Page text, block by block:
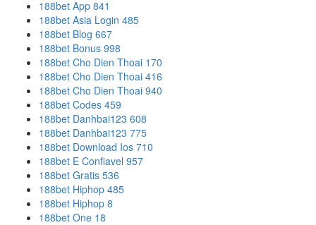
188bet App 841
188bet Asia Login 485
188bet Blog 667
188bet Bonus 998
188bet Cho Dien Thoai 170
188bet Cho Dien Thoai 416
188bet Cho Dien Thoai 940
188bet Codes 459
188bet Danhbai123 608
188bet Danhbai123 775
188bet Download Ios 710
188bet E Confiavel 957
188bet Gratis 536
188bet Hiphop 485
188bet Hiphop 8
188bet One 18